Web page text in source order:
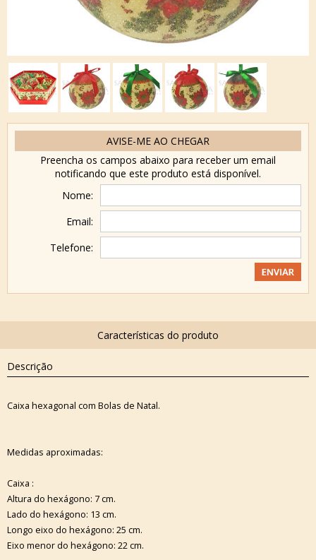
AVISE-ME AO CHEGAR
Preencha os campos abaixo para receber um email
notificando que este produto está disponível.
Nome:
Email:
Telefone:
Descrição
Caixa hexagonal com Bolas de Natal.
Medidas aproximadas:
Caixa :
Altura do hexágono: 7 cm.
Lado do hexágono: 13 cm.
Longo eixo do hexágono: 25 cm.
Eixo menor do hexágono: 22 cm.